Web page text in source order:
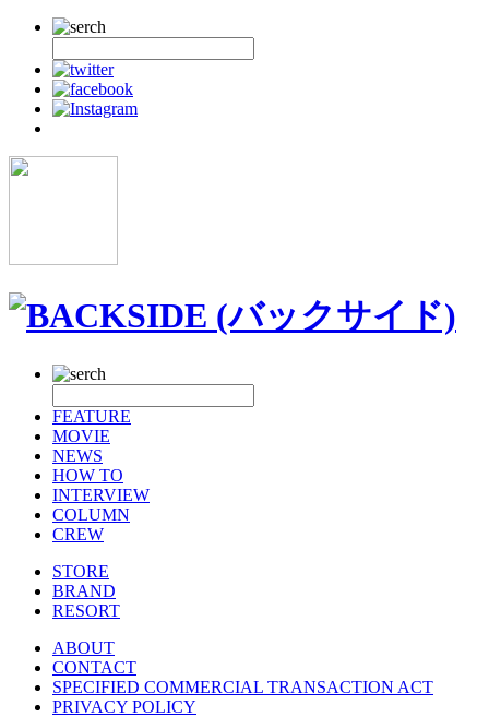
FEATURE
MOVIE
NEWS
HOW TO
INTERVIEW
COLUMN
CREW
STORE
BRAND
RESORT
ABOUT
CONTACT
SPECIFIED COMMERCIAL TRANSACTION ACT
PRIVACY POLICY